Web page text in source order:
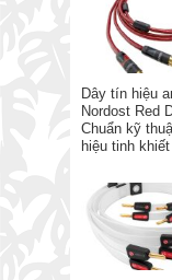
Dây tín hiệu
Nordost Red
Chuẩn kỹ
hiệu tinh khiết